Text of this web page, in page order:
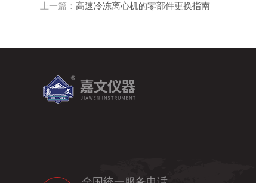
上一篇：高速冷冻离心机的零部件更换指南